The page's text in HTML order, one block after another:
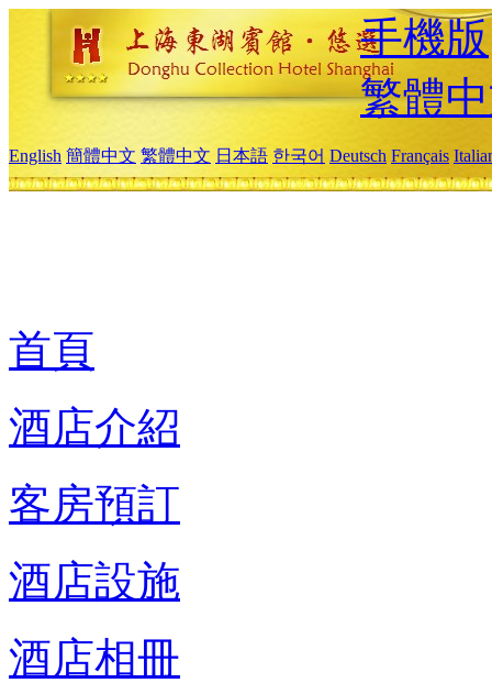
手機版
繁體
English 簡體中文 繁體中文 日本語 한국어 Deutsch Français
首頁
酒店介紹
客房預訂
酒店設施
酒店相冊